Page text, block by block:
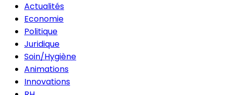
Actualités
Economie
Politique
Juridique
Soin/Hygiène
Animations
Innovations